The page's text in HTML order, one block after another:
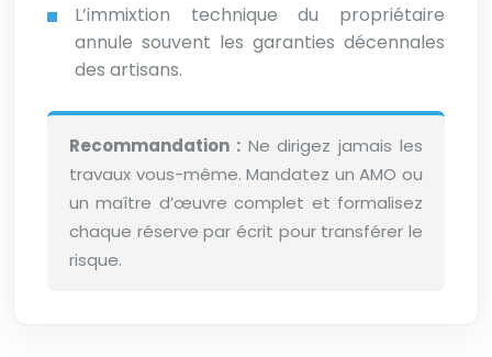
L’immixtion technique du propriétaire
annule souvent les garanties décennales
des artisans.
Recommandation :Ne dirigez jamais les
travaux vous-même. Mandatez un AMO ou
un maître d’œuvre complet et formalisez
chaque réserve par écrit pour transférer le
risque.